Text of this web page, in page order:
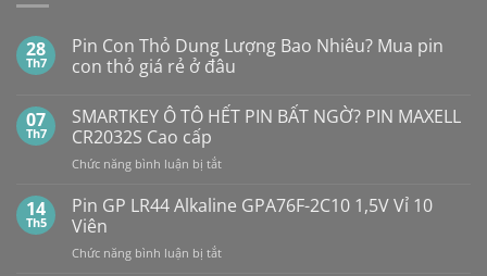
28
Th7
Pin Con Thỏ Dung Lượng Bao Nhiêu? Mua pin
con thỏ giá rẻ ở đâu
bình
luận
ở
Pin
Con
Dung
Lượng
Bao
Mua
07
Th7
SMARTKEY Ô TÔ HẾT PIN BẤT NGỜ? PIN MAXELL
CR2032S Cao cấp
Chức năng bình luận bị tắtở
Ô
PIN
14
Th5
Pin GP LR44 Alkaline GPA76F-2C10 1,5V Vỉ 10
Viên
Chức năng bình luận bị tắtở